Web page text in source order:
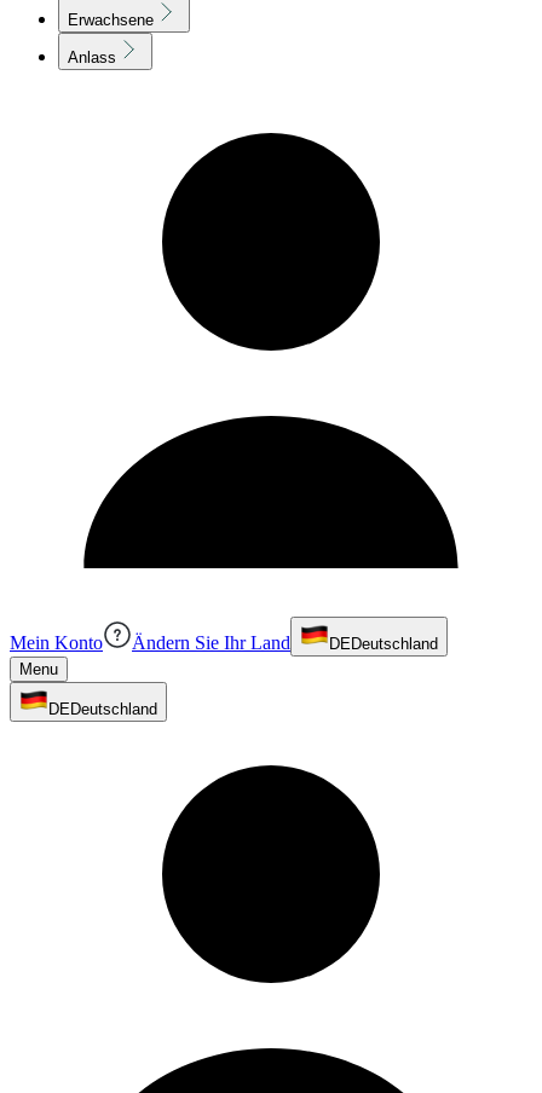
Erwachsene
Anlass
Mein Konto Ändern Sie Ihr Land DE Deutschland
Menu
DE Deutschland